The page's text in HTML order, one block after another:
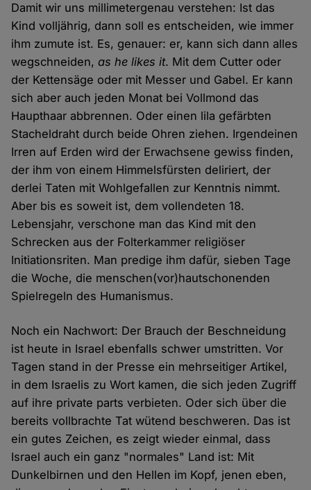
Damit wir uns millimetergenau verstehen: Ist das
Kind volljährig, dann soll es entscheiden, wie immer
ihm zumute ist. Es, genauer: er, kann sich dann alles
wegschneiden,as he likes it. Mit dem Cutter oder
der Kettensäge oder mit Messer und Gabel. Er kann
sich aber auch jeden Monat bei Vollmond das
Haupthaar abbrennen. Oder einen lila gefärbten
Stacheldraht durch beide Ohren ziehen. Irgendeinen
Irren auf Erden wird der Erwachsene gewiss finden,
der ihm von einem Himmelsfürsten deliriert, der
derlei Taten mit Wohlgefallen zur Kenntnis nimmt.
Aber bis es soweit ist, dem vollendeten 18.
Lebensjahr, verschone man das Kind mit den
Schrecken aus der Folterkammer religiöser
Initiationsriten. Man predige ihm dafür, sieben Tage
die Woche, die menschen(vor)hautschonenden
Spielregeln des Humanismus.
Noch ein Nachwort: Der Brauch der Beschneidung
ist heute in Israel ebenfalls schwer umstritten. Vor
Tagen stand in der Presse ein mehrseitiger Artikel,
in dem Israelis zu Wort kamen, die sich jeden Zugriff
auf ihre private parts verbieten. Oder sich über die
bereits vollbrachte Tat wütend beschweren. Das ist
ein gutes Zeichen, es zeigt wieder einmal, dass
Israel auch ein ganz "normales" Land ist: Mit
Dunkelbirnen und den Hellen im Kopf, jenen eben,